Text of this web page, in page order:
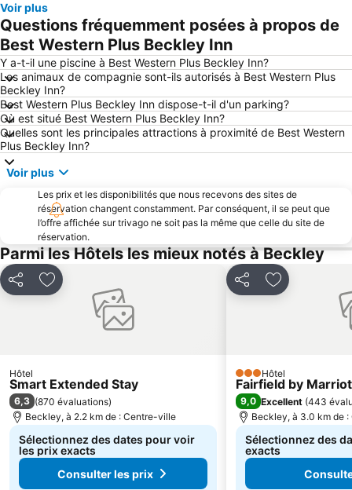
Voir plus
Questions fréquemment posées à propos de
Best Western Plus Beckley Inn
Y a-t-il une piscine à Best Western Plus Beckley Inn?
Les animaux de compagnie sont-ils autorisés à Best Western Plus
Beckley Inn?
Best Western Plus Beckley Inn dispose-t-il d'un parking?
Où est situé Best Western Plus Beckley Inn?
Quelles sont les principales attractions à proximité de Best Western
Plus Beckley Inn?
Voir plus
Les prix et les disponibilités que nous recevons des sites de
réservation changent constamment. Par conséquent, il se peut que
l’offre affichée sur trivago ne soit pas la même que celle du site de
réservation.
Parmi les Hôtels les mieux notés à Beckley
PartagerAjouter à mes favoris
Hôtel
Smart Extended Stay
6,3 (870 évaluations)
Beckley, à 2.2 km de : Centre-ville
Sélectionnez des dates pour voir
les prix exacts
Consulter les prix
PartagerAjouter à
3 Étoiles
Hôtel
Fairfield by
9,0 Excellent (443
Beckley, à 3.0 km de
Sélectionnez des
exacts